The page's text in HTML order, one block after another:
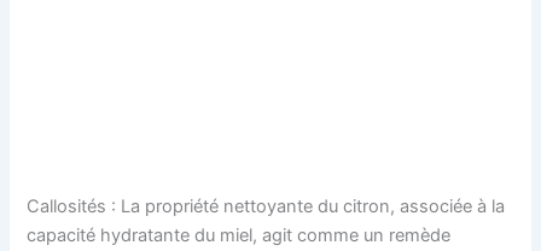
Callosités : La propriété nettoyante du citron, associée à la
capacité hydratante du miel, agit comme un remède